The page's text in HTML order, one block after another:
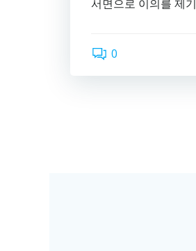
서면으로 이의를 제
0